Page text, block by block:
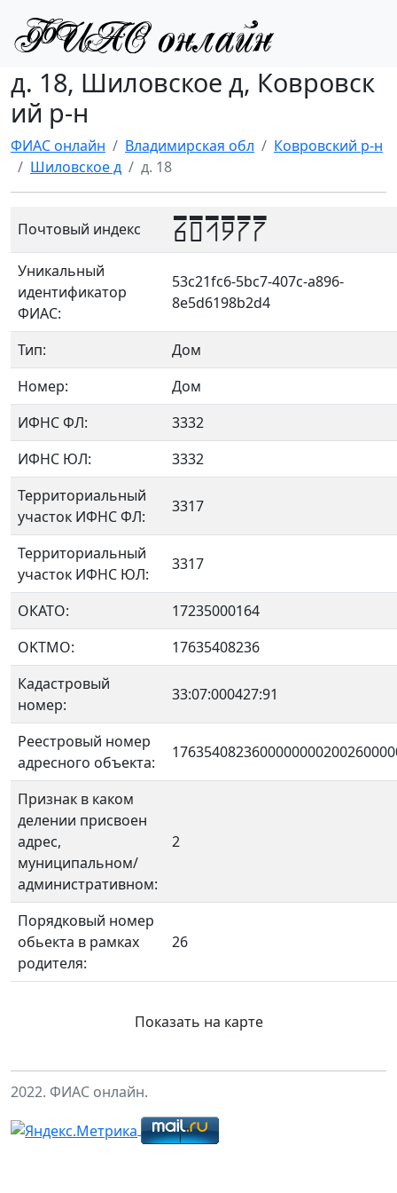
д. 18, Шиловское д, Ковровск
ий р-н
ФИАС онлайн Владимирская обл
Ковровский р-н
Шиловское д
д. 18
Почтовый индекс 601977
Уникальный
идентификатор
ФИАС:
53c21fc6-5bc7-407c-a896-
8e5d6198b2d4
Тип:
Дом
Номер:
Дом
ИФНС ФЛ:
3332
ИФНС ЮЛ:
3332
Территориальный
участок ИФНС ФЛ:
3317
Территориальный
участок ИФНС ЮЛ:
3317
ОКАТО:
17235000164
OKTMO:
17635408236
Кадастровый
номер:
33:07:000427:91
Реестровый номер
адресного объекта:
Признак в каком
делении присвоен
адрес,
муниципальном/
административном:
2
Порядковый номер
обьекта в рамках
родителя:
26
Показать на карте
2022. ФИАС онлайн.